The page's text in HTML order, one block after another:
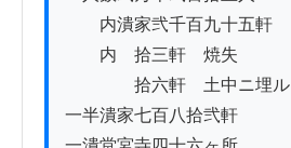
内潰家弐千百九十五軒
内　拾三軒　焼失
拾六軒　土中ニ埋ル
一半潰家七百八拾弐軒